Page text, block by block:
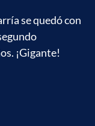
se quedó con
¡Gigante!